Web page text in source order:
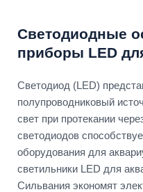
Светодиодные
приборы LED
Светодиод (LED)
полупроводниковый
свет при протекании
светодиодов
оборудования для
светильники LED для
Сильвания экономят